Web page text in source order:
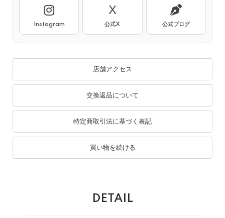
Instagram
X
公式X 公式ブログ
店舗アクセス
交換返品について
特定商取引法に基づく表記
買い物を続ける
DETAIL